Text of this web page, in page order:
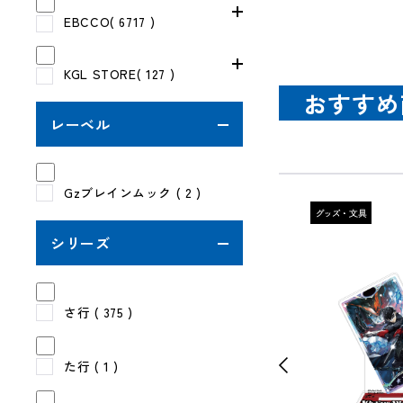
EBCCO( 6717 )
KGL STORE( 127 )
レーベル
Gzブレインムック ( 2 )
シリーズ
さ行 ( 375 )
た行 ( 1 )
おすす